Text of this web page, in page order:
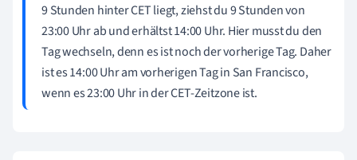
9 Stunden hinter CET liegt, ziehst du 9 Stunden von
23:00 Uhr ab und erhältst 14:00 Uhr. Hier musst du den
Tag wechseln, denn es ist noch der vorherige Tag. Daher
ist es 14:00 Uhr am vorherigen Tag in San Francisco,
wenn es 23:00 Uhr in der CET-Zeitzone ist.